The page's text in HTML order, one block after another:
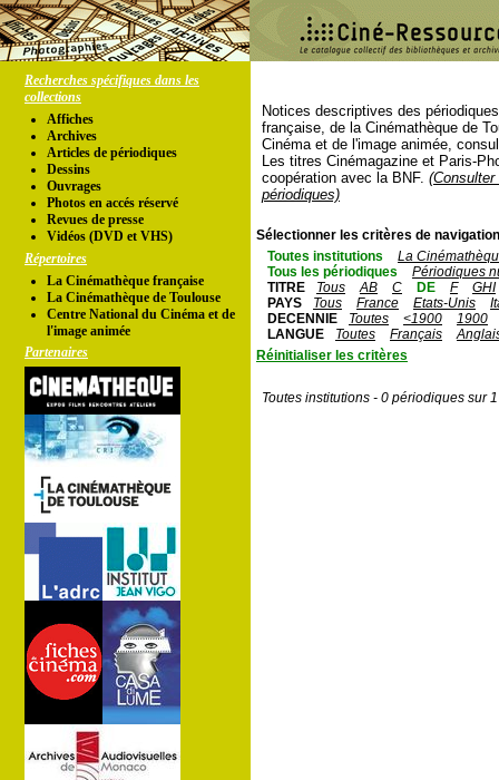
Recherches spécifiques dans les
collections
Affiches
Archives
Articles de périodiques
Dessins
Ouvrages
Photos en accés réservé
Revues de presse
Vidéos (DVD et VHS)
Répertoires
La Cinémathèque française
La Cinémathèque de Toulouse
Centre National du Cinéma et de
l'image animée
Partenaires
Notices descriptives des
française, de la Cinémathèque de
Cinéma et de l'image animée,
Les titres Cinémagazine et Paris-
coopération avec la BNF.
périodiques)
Sélectionner les critères de
Toutes institutions
La
Tous les périodiques
Périodiques
TITRE
Tous AB C DE F
GHI
PAYS
Tous France Etats-Unis
DECENNIE
Toutes <1900
1900
LANGUE
Toutes Français
Réinitialiser les critères
Toutes institutions - 0 périodiques sur